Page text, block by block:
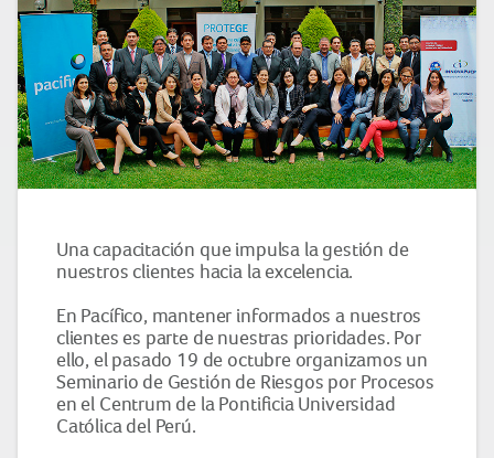
Una capacitación que impulsa la gestión de
nuestros clientes hacia la excelencia.
En Pacífico, mantener informados a nuestros
clientes es parte de nuestras prioridades. Por
ello, el pasado 19 de octubre organizamos un
Seminario de Gestión de Riesgos por Procesos
en el Centrum de la Pontificia Universidad
Católica del Perú.